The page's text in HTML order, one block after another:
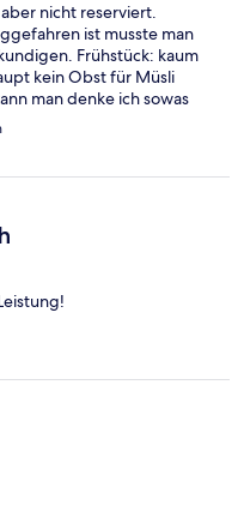
nicht reserviert.
ist musste man
Frühstück: kaum
kein Obst für Müsli
man denke ich sowas